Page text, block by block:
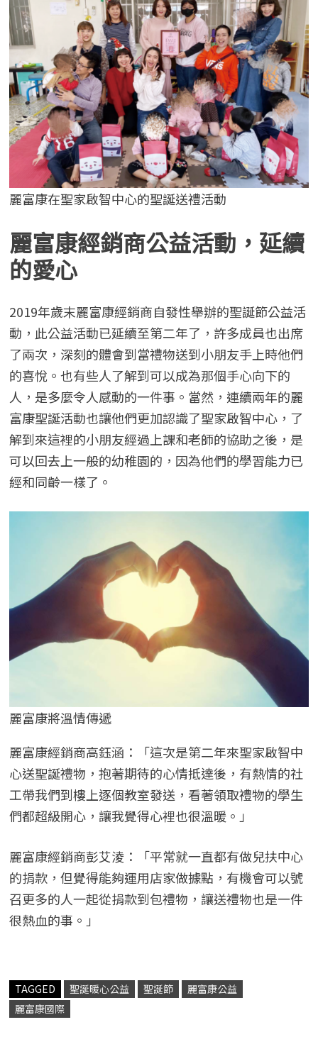
麗富康在聖家啟智中心的聖誕送禮活動
麗富康經銷商公益活動，延續
的愛心
2019年歲末麗富康經銷商自發性舉辦的聖誕節公益活
動，此公益活動已延續至第二年了，許多成員也出席
了兩次，深刻的體會到當禮物送到小朋友手上時他們
的喜悅。也有些人了解到可以成為那個手心向下的
人，是多麼令人感動的一件事。當然，連續兩年的麗
富康聖誕活動也讓他們更加認識了聖家啟智中心，了
解到來這裡的小朋友經過上課和老師的協助之後，是
可以回去上一般的幼稚園的，因為他們的學習能力已
經和同齡一樣了。
麗富康將溫情傳遞
麗富康經銷商高鈺涵：「這次是第二年來聖家啟智中
心送聖誕禮物，抱著期待的心情抵達後，有熱情的社
工帶我們到樓上逐個教室發送，看著領取禮物的學生
們都超級開心，讓我覺得心裡也很溫暖。」
麗富康經銷商彭艾淩：「平常就一直都有做兒扶中心
的捐款，但覺得能夠運用店家做據點，有機會可以號
召更多的人一起從捐款到包禮物，讓送禮物也是一件
很熱血的事。」
TAGGED 聖誕暖心公益 聖誕節
麗富康公益
麗富康國際